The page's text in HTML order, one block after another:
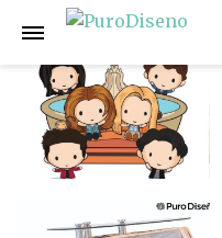
Anterior Siguiente